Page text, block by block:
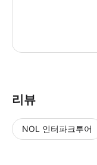
리뷰
NOL 인터파크투어